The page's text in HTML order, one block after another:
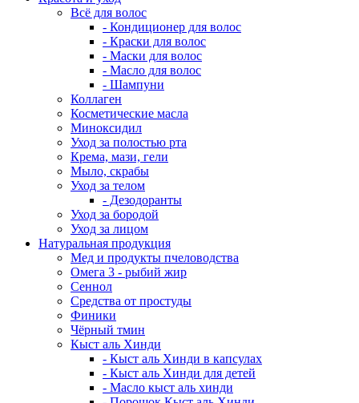
Всё для волос
- Кондиционер для волос
- Краски для волос
- Маски для волос
- Масло для волос
- Шампуни
Коллаген
Косметические масла
Миноксидил
Уход за полостью рта
Крема, мази, гели
Мыло, скрабы
Уход за телом
- Дезодоранты
Уход за бородой
Уход за лицом
Натуральная продукция
Мед и продукты пчеловодства
Омега 3 - рыбий жир
Сеннол
Средства от простуды
Финики
Чёрный тмин
Кыст аль Хинди
- Кыст аль Хинди в капсулах
- Кыст аль Хинди для детей
- Масло кыст аль хинди